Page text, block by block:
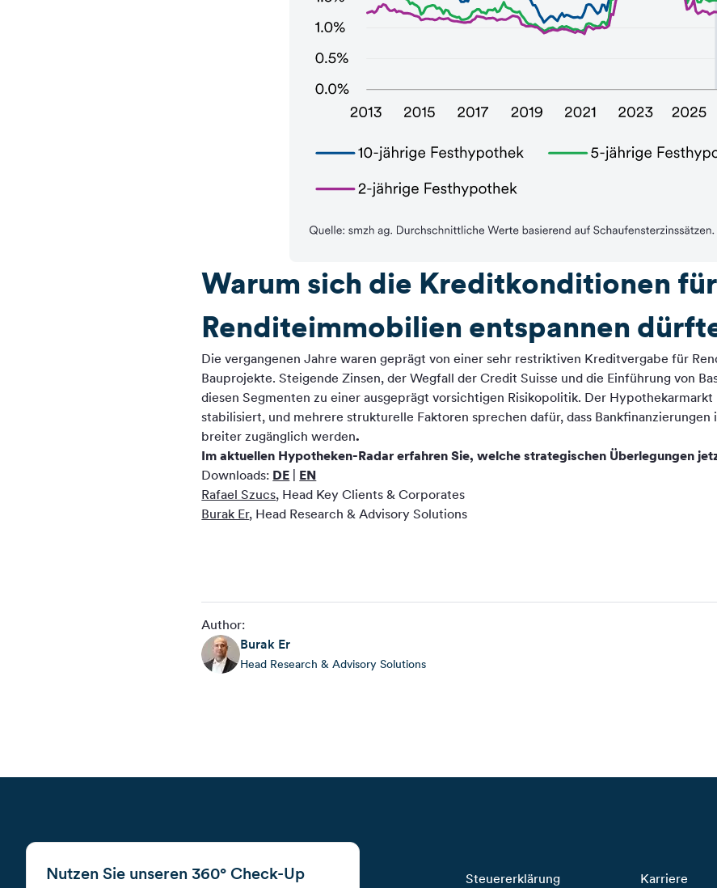
Warum sich die Kreditkonditionen für
Renditeimmobilien entspannen
Die vergangenen Jahre waren geprägt von einer sehr restriktiven Kreditvergabe für
Bauprojekte. Steigende Zinsen, der Wegfall der Credit Suisse und die Einführung von
diesen Segmenten zu einer ausgeprägt vorsichtigen Risikopolitik. Der
stabilisiert, und mehrere strukturelle Faktoren sprechen dafür, dass
breiter zugänglich werden.
Im aktuellen Hypotheken-Radar erfahren Sie, welche strategischen Überlegungen
Downloads: DE
EN
Rafael Szucs, Head Key Clients & Corporates
Burak Er, Head Research & Advisory Solutions
Author:
Burak Er
Head Research & Advisory Solutions
Nutzen Sie unseren 360° Check-Up Steuererklärung Karriere